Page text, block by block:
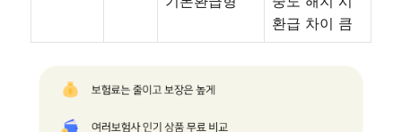
환급 차이 큼